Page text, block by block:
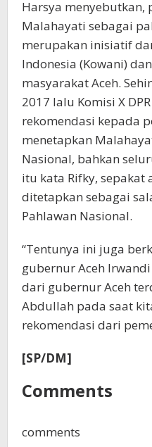
Harsya menyebutkan,
Malahayati sebagai
merupakan inisiatif
Indonesia (Kowani)
masyarakat Aceh.
2017 lalu Komisi X
rekomendasi kepada
menetapkan
Nasional, bahkan
itu kata Rifky, sepakat
ditetapkan sebagai
Pahlawan Nasional.
“Tentunya ini juga
gubernur Aceh
dari gubernur Aceh
Abdullah pada saat
rekomendasi dari
[SP/DM]
Comments
comments